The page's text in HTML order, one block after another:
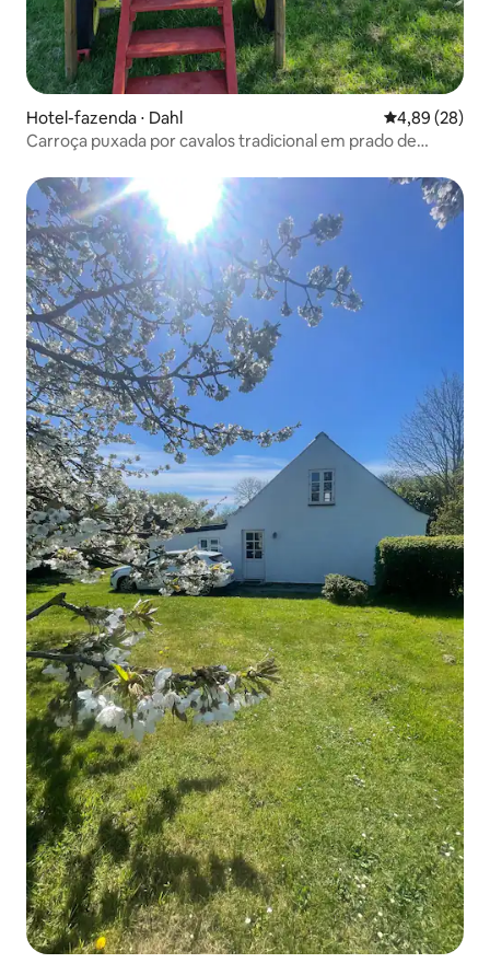
Hotel-fazenda ⋅ Dahl 4,89 de uma
4,89 (28)
Carroça puxada por cavalos tradicional em prado de